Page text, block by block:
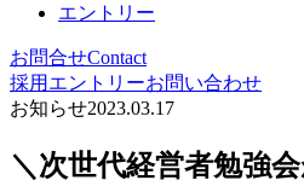
エントリー
お問合せContact
採用エントリーお問い合わせ
お知らせ2023.03.17
＼次世代経営者勉強